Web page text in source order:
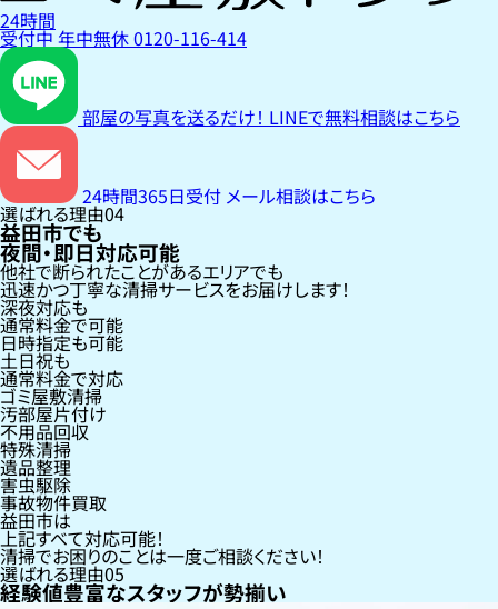
24時間
受付中年中無休0120-116-414
部屋の写真を送るだけ！ LINEで無料相談はこちら
24時間365日受付 メール相談はこちら
選ばれる理由04
益田市でも
夜間・即日対応可能
他社で断られたことがあるエリアでも
迅速かつ丁寧な清掃サービスをお届けします！
深夜対応も
通常料金で可能
日時指定も可能
土日祝も
通常料金で対応
ゴミ屋敷清掃
汚部屋片付け
不用品回収
特殊清掃
遺品整理
害虫駆除
事故物件買取
益田市は
上記すべて対応可能！
清掃でお困りのことは一度ご相談ください！
選ばれる理由05
経験値豊富なスタッフが勢揃い